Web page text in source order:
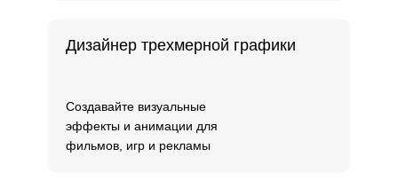
Дизайнер трехмерной графики
Создавайте визуальные
эффекты и анимации для
фильмов, игр и рекламы